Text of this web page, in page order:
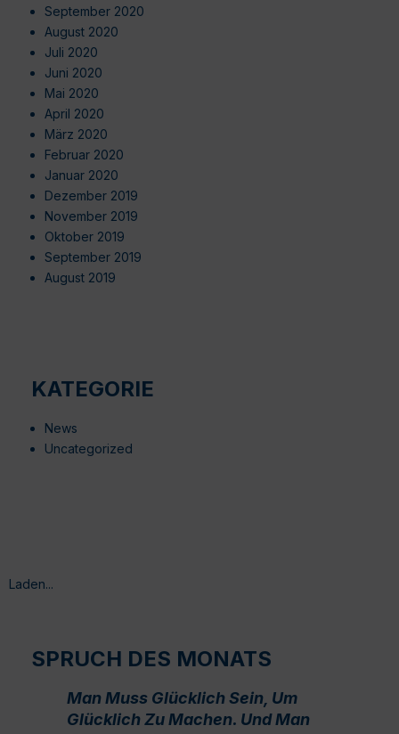
September 2020
August 2020
Juli 2020
Juni 2020
Mai 2020
April 2020
März 2020
Februar 2020
Januar 2020
Dezember 2019
November 2019
Oktober 2019
September 2019
August 2019
KATEGORIE
News
Uncategorized
Laden...
SPRUCH DES MONATS
Man Muss Glücklich Sein, Um
Glücklich Zu Machen. Und Man